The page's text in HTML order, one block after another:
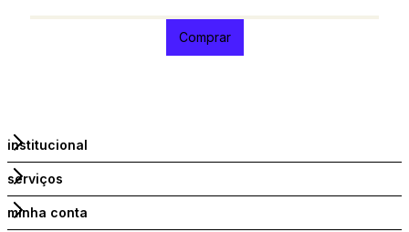
Comprar
institucional
serviços
minha conta